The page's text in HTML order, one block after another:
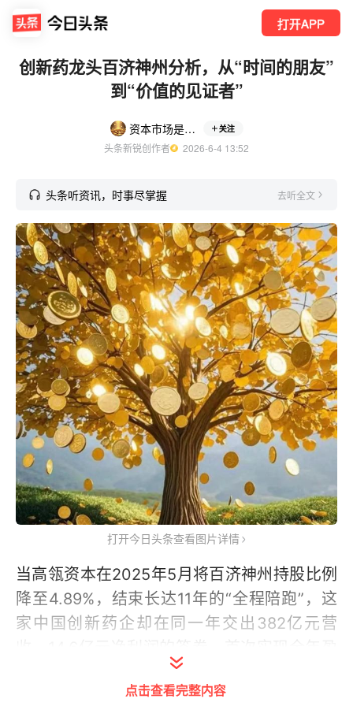
打开APP
创新药龙头百济神州分析，从“时间的朋友”
到“价值的见证者”
资本市场是个提款机 关注
头条新锐创作者
  2026-6-4 13:52
头条听资讯，时事尽掌握 去听全文
打开今日头条查看图片详情
当高瓴资本在2025年5月将百济神州持股比例
降至4.89%，结束长达11年的“全程陪跑”，这
家中国创新药企却在同一年交出382亿元营
点击查看完整内容